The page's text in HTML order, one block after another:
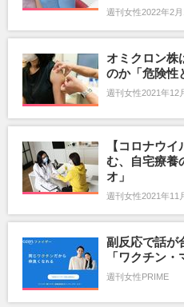
週刊女性2022年2
オミクロン株
のか「危険性
週刊女性2021年12
【コロナウ
む、自宅療養
オ」
週刊女性2021年11
副反応で話が
「ワクチン
週刊女性PRIME